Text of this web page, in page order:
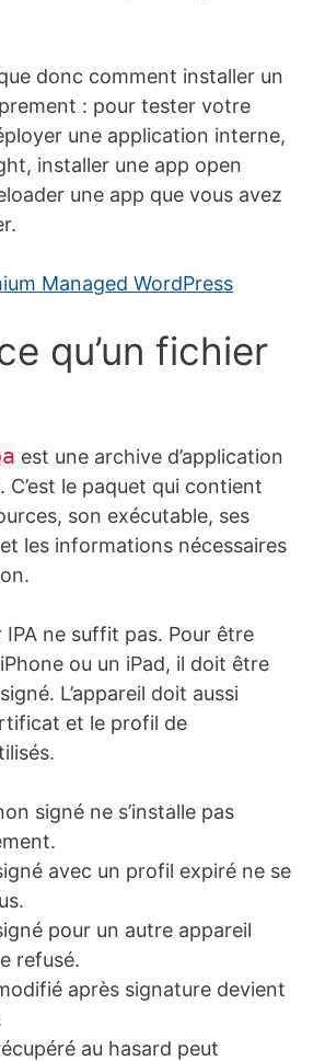
donc comment installer un
: pour tester votre
une application interne,
installer une app open
une app que vous avez
qu’un fichier
est une archive d’application
C’est le paquet qui contient
son exécutable, ses
les informations nécessaires
IPA ne suffit pas. Pour être
ou un iPad, il doit être
L’appareil doit aussi
et le profil de
signé ne s’installe pas
avec un profil expiré ne se
pour un autre appareil
refusé.
après signature devient
au hasard peut